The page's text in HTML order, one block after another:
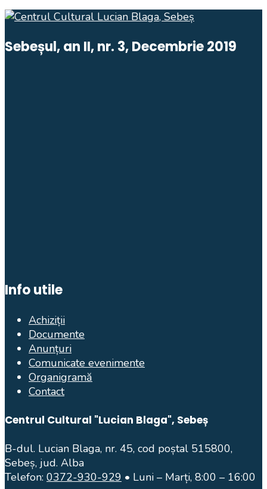
Sebeșul, an II, nr. 3, Decembrie 2019
Info utile
Achiziții
Documente
Anunțuri
Comunicate evenimente
Organigramă
Contact
Centrul Cultural "Lucian Blaga", Sebeș
B-dul. Lucian Blaga, nr. 45, cod poștal 515800,
Sebeș, jud. Alba
Telefon: 0372-930-929 • Luni – Marți, 8:00 – 16:00